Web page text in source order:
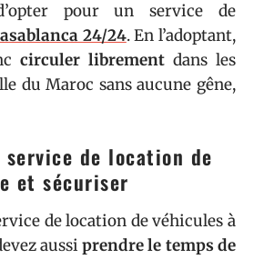
pour un service de
24/24. En l’adoptant,
circuler librement dans les
du Maroc sans aucune gêne,
de location de
et sécuriser
de location de véhicules à
aussi prendre le temps de